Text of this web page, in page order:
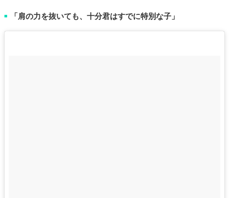
■ 「肩の力を抜いても、十分君はすでに特別な子」